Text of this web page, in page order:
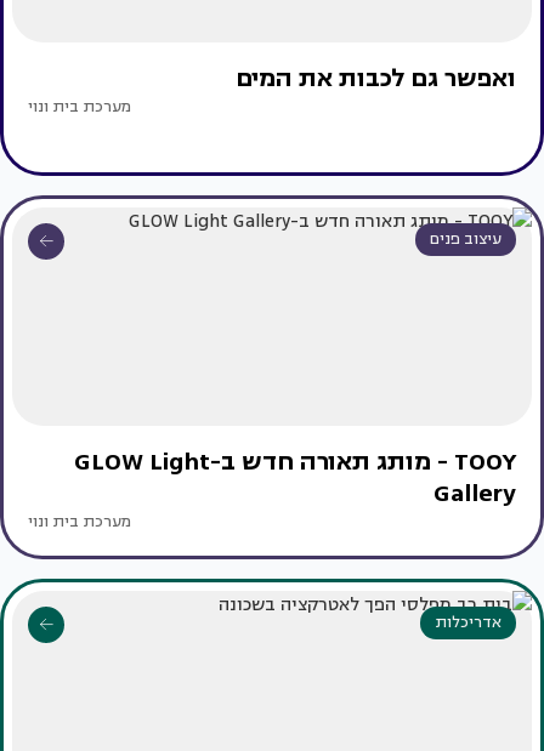
ואפשר גם לכבות את המים
מערכת בית ונוי
עיצוב פנים
TOOY - מותג תאורה חדש ב-GLOW Light
Gallery
מערכת בית ונוי
אדריכלות